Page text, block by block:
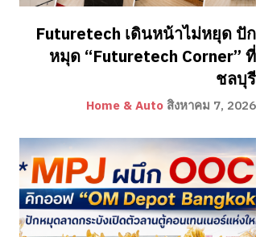
Futuretech เดินหน้าไม่หยุด ปัก
หมุด “Futuretech Corner” ที่
ชลบุรี
Home & Auto สิงหาคม 7, 2026